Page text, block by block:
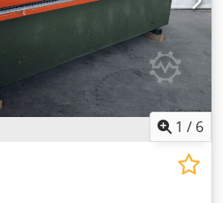
1 / 6